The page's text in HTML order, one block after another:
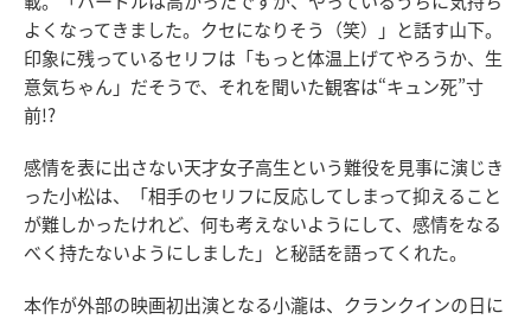
よくなってきました。クセになりそう（笑）」と話す山下。
印象に残っているセリフは「もっと体温上げてやろうか、生
意気ちゃん」だそうで、それを聞いた観客は“キュン死”寸
前!?
感情を表に出さない天才女子高生という難役を見事に演じき
った小松は、「相手のセリフに反応してしまって抑えること
が難しかったけれど、何も考えないようにして、感情をなる
べく持たないようにしました」と秘話を語ってくれた。
本作が外部の映画初出演となる小瀧は、クランクインの日に